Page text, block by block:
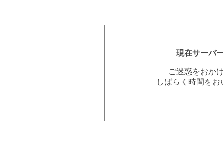
現在サーバ
ご迷惑をおか
しばらく時間を